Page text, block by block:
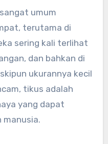
umum
terutama di
sering kali terlihat
dan bahkan di
ukurannya kecil
tikus adalah
yang dapat
manusia.